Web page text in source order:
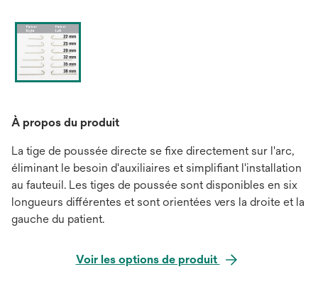
À propos du produit
La tige de poussée directe se fixe directement sur l'arc,
éliminant le besoin d'auxiliaires et simplifiant l'installation
au fauteuil. Les tiges de poussée sont disponibles en six
longueurs différentes et sont orientées vers la droite et la
gauche du patient.
Voir les options de produit